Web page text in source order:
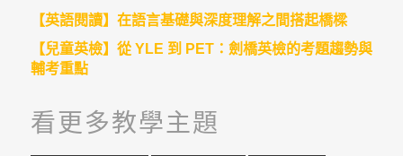
【英語閱讀】在語言基礎與深度理解之間搭起橋樑
【兒童英檢】從 YLE 到 PET：劍橋英檢的考題趨勢與
輔考重點
看更多教學主題